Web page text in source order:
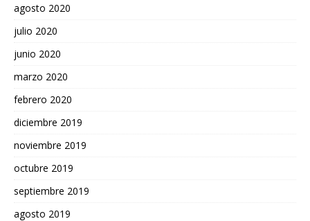
agosto 2020
julio 2020
junio 2020
marzo 2020
febrero 2020
diciembre 2019
noviembre 2019
octubre 2019
septiembre 2019
agosto 2019